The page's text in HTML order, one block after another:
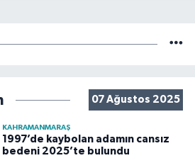
07 Ağustos 2025
KAHRAMANMARAŞ
1997’de kaybolan adamın cansız
bedeni 2025’te bulundu